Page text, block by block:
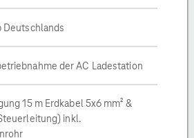
Deutschlands
der AC Ladestation
15 m Erdkabel 5x6 mm² &
inkl.